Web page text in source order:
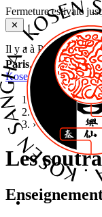
Fermeture estivale
✕
Il y a à Paris
Paris, 50 rue Labat,
Kosen Sangha.
›
› Les soutras
Les